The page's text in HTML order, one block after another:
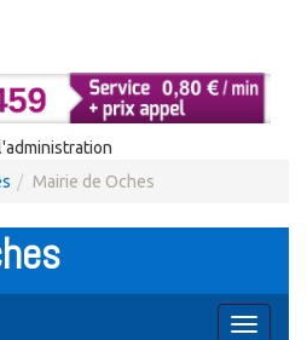
Mairie de Oches
Toggle